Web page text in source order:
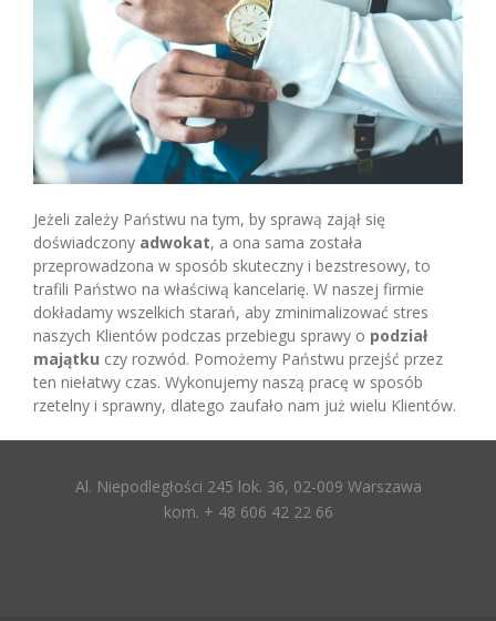
Jeżeli zależy Państwu na tym, by sprawą zajął się
doświadczony adwokat, a ona sama została
przeprowadzona w sposób skuteczny i bezstresowy, to
trafili Państwo na właściwą kancelarię. W naszej firmie
dokładamy wszelkich starań, aby zminimalizować stres
naszych Klientów podczas przebiegu sprawy o podział
majątku czy rozwód. Pomożemy Państwu przejść przez
ten niełatwy czas. Wykonujemy naszą pracę w sposób
rzetelny i sprawny, dlatego zaufało nam już wielu Klientów.
Al. Niepodległości 245 lok. 36, 02-009 Warszawa
kom. + 48 606 42 22 66